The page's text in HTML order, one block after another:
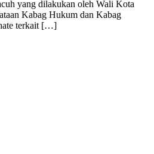
yang dilakukan oleh Wali Kota
Kabag Hukum dan Kabag
terkait […]